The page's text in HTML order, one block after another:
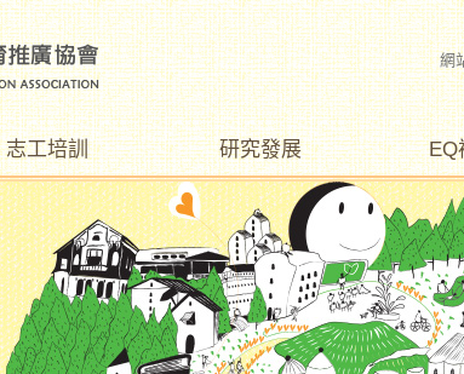
網
志工培訓 研究發展 EQ